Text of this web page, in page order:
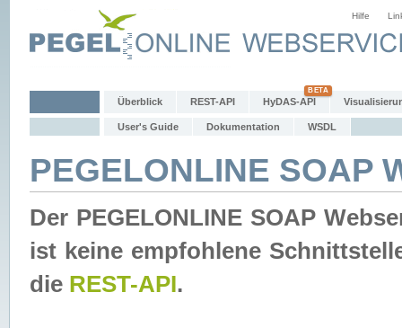
Hilfe
Überblick REST-API HyDAS-API
User's Guide Dokumentation WSDL
PEGELONLINE SOAP
Der PEGELONLINE SOAP
ist keine empfohlene
die REST-API.